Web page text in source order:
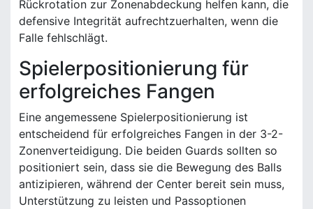
Rückrotation zur Zonenabdeckung helfen kann, die
defensive Integrität aufrechtzuerhalten, wenn die
Falle fehlschlägt.
Spielerpositionierung für
erfolgreiches Fangen
Eine angemessene Spielerpositionierung ist
entscheidend für erfolgreiches Fangen in der 3-2-
Zonenverteidigung. Die beiden Guards sollten so
positioniert sein, dass sie die Bewegung des Balls
antizipieren, während der Center bereit sein muss,
Unterstützung zu leisten und Passoptionen